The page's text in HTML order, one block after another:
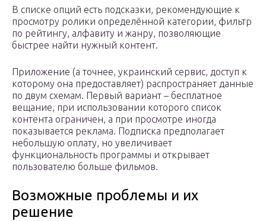
В списке опций есть подсказки, рекомендующие к
просмотру ролики определённой категории, фильтр
по рейтингу, алфавиту и жанру, позволяющие
быстрее найти нужный контент.
Приложение (а точнее, украинский сервис, доступ к
которому она предоставляет) распространяет данные
по двум схемам. Первый вариант – бесплатное
вещание, при использовании которого список
контента ограничен, а при просмотре иногда
показывается реклама. Подписка предполагает
небольшую оплату, но увеличивает
функциональность программы и открывает
пользователю больше фильмов.
Возможные проблемы и их
решение